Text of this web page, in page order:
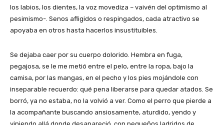
los labios, los dientes, la voz movediza – vaivén del optimismo al
pesimismo-. Senos afligidos o respingados, cada atractivo se
apoyaba en otros hasta hacerlos insustituibles.
Se dejaba caer por su cuerpo dolorido. Hembra en fuga,
pegajosa, se le me metió entre el pelo, entre la ropa, bajo la
camisa, por las mangas, en el pecho y los pies mojándole con
inseparable recuerdo: qué pena liberarse para quedar atados. Se
borró, ya no estaba, no la volvió a ver. Como el perro que pierde a
la acompañante buscando ansiosamente, aturdido, yendo y